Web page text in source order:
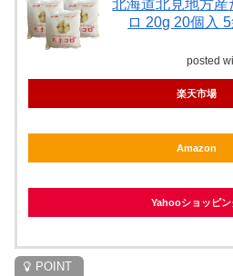
北海道北見地方産
ロ 20g 20個入
posted
楽天市場
Amazon
Yahooショッピン